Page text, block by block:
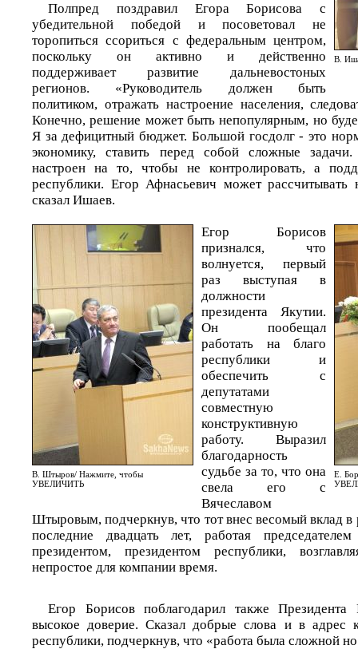
В.
Полпред поздравил Егора Борисова с
убедительной победой и посоветовал не
торопиться ссориться с федеральным центром,
поскольку он активно и действенно
поддерживает развитие дальневостоных
регионов. «Руководитель должен быть
политиком, отражать настроение населения,
Конечно, решение может быть непопулярным, но
Я за дефицитный бюджет. Большой госдолг - это
экономику, ставить перед собой сложные
настроен на то, чтобы не контролировать, а
республики. Егор Афнасьевич может
сказал Ишаев.
В. Штыров/ Нажмите, чтобы
УВЕЛИЧИТЬ
Е.
Егор Борисов
признался, что
волнуется, первый
раз выступая в
должности
президента Якутии.
Он пообещал
работать на благо
республики и
обеспечить с
депутатами
совместную
конструктивную
работу. Выразил
благодарность
судьбе за то, что она
свела его с
Вячеславом
Штыровым, подчеркнув, что тот внес весомый вклад в
последние двадцать лет, работая председателем
президентом, президентом республики,
непростое для компании время.
Егор Борисов поблагодарил также
высокое доверие. Сказал добрые слова и в адрес
республики, подчеркнув, что «работа была сложной